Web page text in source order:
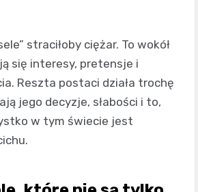
straciłoby ciężar. To wokół
się interesy, pretensje i
Reszta postaci działa trochę
jego decyzje, słabości i to,
w tym świecie jest